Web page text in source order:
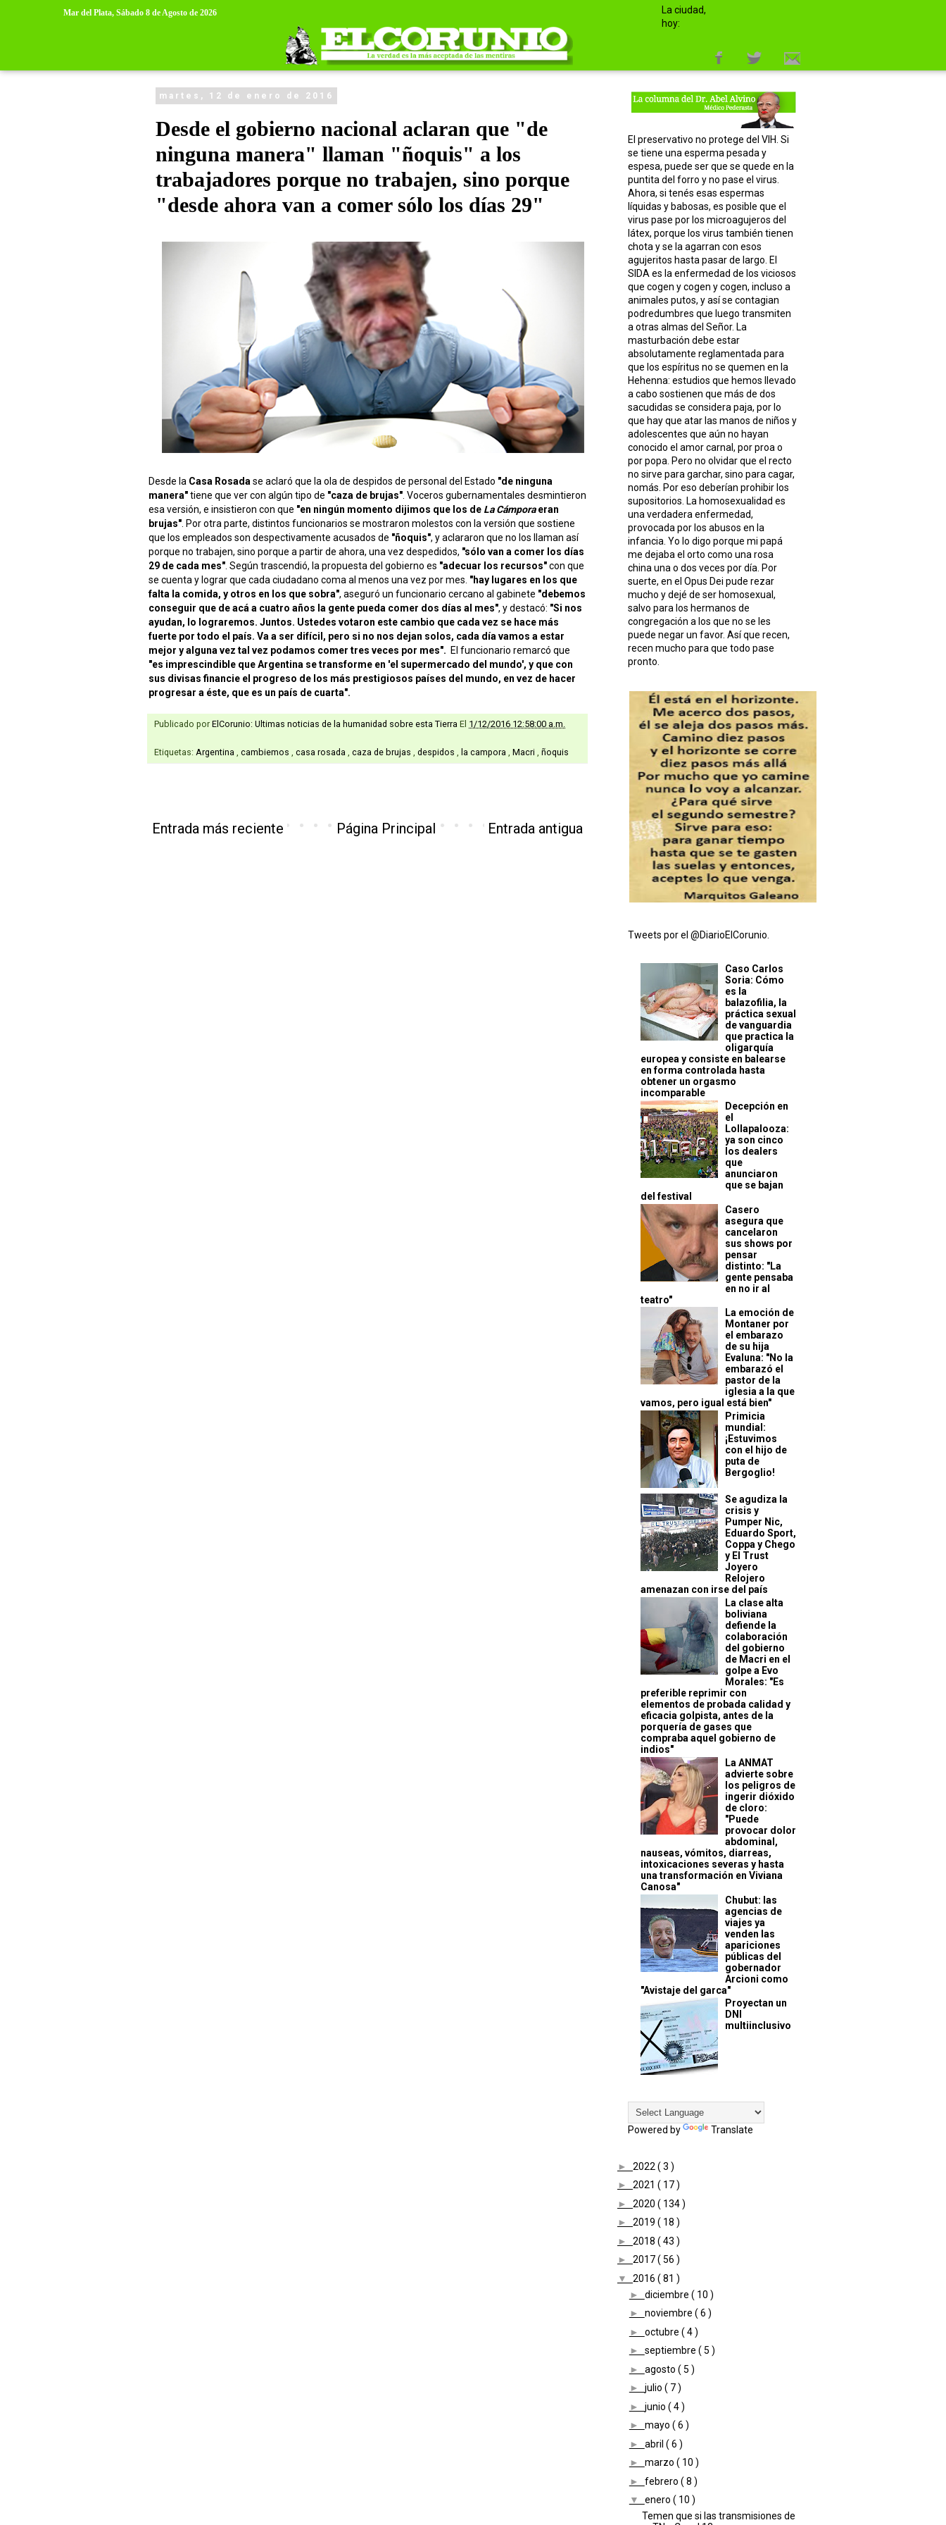
Mar del Plata, Sábado 8 de Agosto de 2026
La ciudad,
hoy:
martes, 12 de enero de 2016
Desde el gobierno nacional aclaran que "de
ninguna manera" llaman "ñoquis" a los
trabajadores porque no trabajen, sino porque
"desde ahora van a comer sólo los días 29"
Desde la Casa Rosada se aclaró que la ola de despidos de personal del Estado "de ninguna
manera"tiene que ver con algún tipo de "caza de brujas" . Voceros gubernamentales desmintieron
esa versión, e insistieron con que "en ningún momento dijimos que los de La Cámporaeran
brujas" . Por otra parte, distintos funcionarios se mostraron molestos con la versión que sostiene
que los empleados son despectivamente acusados de "ñoquis", y aclararon que no los llaman así
porque no trabajen, sino porque a partir de ahora, una vez despedidos, "sólo van a comer los días
29 de cada mes" . Según trascendió, la propuesta del gobierno es "adecuar los recursos"con que
se cuenta y lograr que cada ciudadano coma al menos una vez por mes. "hay lugares en los que
falta la comida, y otros en los que sobra", aseguró un funcionario cercano al gabinete "debemos
conseguir que de acá a cuatro años la gente pueda comer dos días al mes", y destacó: "Si nos
ayudan, lo lograremos. Juntos. Ustedes votaron este cambio que cada vez se hace más
fuerte por todo el país. Va a ser difícil, pero si no nos dejan solos, cada día vamos a estar
mejor y alguna vez tal vez podamos comer tres veces por mes". El funcionario remarcó que
"es imprescindible que Argentina se transforme en 'el supermercado del mundo', y que con
sus divisas financie el progreso de los más prestigiosos países del mundo, en vez de hacer
progresar a éste, que es un país de cuarta".
Publicado por ElCorunio: Ultimas noticias de la humanidad sobre esta Tierra El 1/12/2016 12:58:00 a.m.
Etiquetas: Argentina cambiemos casa rosada caza de brujas despidos la campora Macri ñoquis
Entrada más reciente Entrada antigua
Página Principal
El preservativo no protege del VIH. Si
se tiene una esperma pesada y
espesa, puede ser que se quede en la
puntita del forro y no pase el virus.
Ahora, si tenés esas espermas
líquidas y babosas, es posible que el
virus pase por los microagujeros del
látex, porque los virus también tienen
chota y se la agarran con esos
agujeritos hasta pasar de largo. El
SIDA es la enfermedad de los viciosos
que cogen y cogen y cogen, incluso a
animales putos, y así se contagian
podredumbres que luego transmiten
a otras almas del Señor. La
masturbación debe estar
absolutamente reglamentada para
que los espíritus no se quemen en la
Hehenna: estudios que hemos llevado
a cabo sostienen que más de dos
sacudidas se considera paja, por lo
que hay que atar las manos de niños y
adolescentes que aún no hayan
conocido el amor carnal, por proa o
por popa. Pero no olvidar que el recto
no sirve para garchar, sino para cagar,
nomás. Por eso deberían prohibir los
supositorios. La homosexualidad es
una verdadera enfermedad,
provocada por los abusos en la
infancia. Yo lo digo porque mi papá
me dejaba el orto como una rosa
china una o dos veces por día. Por
suerte, en el Opus Dei pude rezar
mucho y dejé de ser homosexual,
salvo para los hermanos de
congregación a los que no se les
puede negar un favor. Así que recen,
recen mucho para que todo pase
pronto.
Tweets por el @DiarioElCorunio.
Caso Carlos
Soria: Cómo
es la
balazofilia, la
práctica sexual
de vanguardia
que practica la
oligarquía
europea y consiste en balearse
en forma controlada hasta
obtener un orgasmo
incomparable
Decepción en
el
Lollapalooza:
ya son cinco
los dealers
que
anunciaron
que se bajan
del festival
Casero
asegura que
cancelaron
sus shows por
pensar
distinto: "La
gente pensaba
en no ir al
teatro"
La emoción de
Montaner por
el embarazo
de su hija
Evaluna: "No la
embarazó el
pastor de la
iglesia a la que
vamos, pero igual está bien"
Primicia
mundial:
¡Estuvimos
con el hijo de
puta de
Bergoglio!
Se agudiza la
crisis y
Pumper Nic,
Eduardo Sport,
Coppa y Chego
y El Trust
Joyero
Relojero
amenazan con irse del país
La clase alta
boliviana
defiende la
colaboración
del gobierno
de Macri en el
golpe a Evo
Morales: "Es
preferible reprimir con
elementos de probada calidad y
eficacia golpista, antes de la
porquería de gases que
compraba aquel gobierno de
indios"
La ANMAT
advierte sobre
los peligros de
ingerir dióxido
de cloro:
"Puede
provocar dolor
abdominal,
nauseas, vómitos, diarreas,
intoxicaciones severas y hasta
una transformación en Viviana
Canosa"
Chubut: las
agencias de
viajes ya
venden las
apariciones
públicas del
gobernador
Arcioni como
"Avistaje del garca"
Proyectan un
DNI
multiinclusivo
Powered by Translate
► 2022 ( 3 )
► 2021 ( 17 )
► 2020 ( 134 )
► 2019 ( 18 )
► 2018 ( 43 )
► 2017( 56 )
▼ 2016 ( 81 )
► diciembre ( 10 )
► noviembre ( 6 )
► octubre ( 4 )
► septiembre ( 5 )
► agosto ( 5 )
► julio ( 7 )
► junio ( 4 )
► mayo ( 6 )
► abril ( 6 )
► marzo ( 10 )
► febrero ( 8 )
▼ enero ( 10 )
Temen que si las transmisiones de